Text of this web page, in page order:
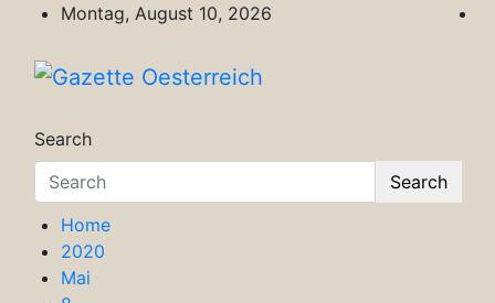
content
Montag, August 10, 2026
Search
Search
Home
2020
Mai